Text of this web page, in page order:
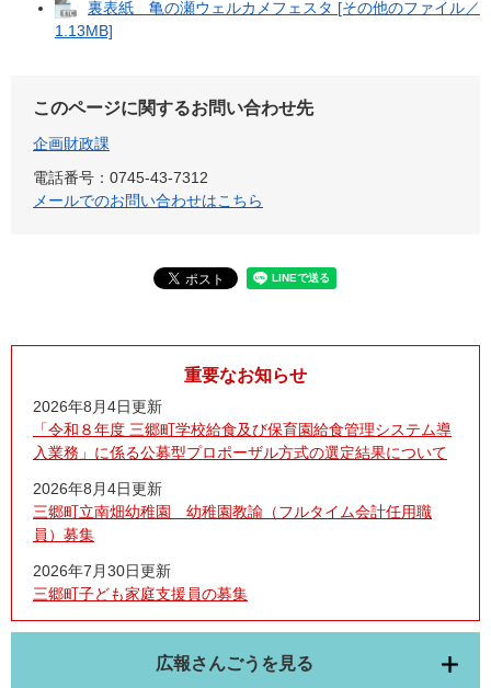
裏表紙 亀の瀬ウェルカメフェスタ [その他のファイル／
1.13MB]
このページに関するお問い合わせ先
企画財政課
電話番号：0745-43-7312
メールでのお問い合わせはこちら
重要なお知らせ
2026年8月4日更新
「令和８年度 三郷町学校給食及び保育園給食管理システム導
入業務」に係る公募型プロポーザル方式の選定結果について
2026年8月4日更新
三郷町立南畑幼稚園 幼稚園教諭（フルタイム会計任用職
員）募集
2026年7月30日更新
三郷町子ども家庭支援員の募集
広報さんごうを見る